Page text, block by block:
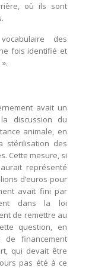
où ils sont
des
fois identifié et
avait un
discussion du
animale, en
stérilisation des
Cette mesure, si
représenté
d’euros pour
avait fini par
dans la loi
de remettre au
question, en
de financement
qui devait être
pas été à ce